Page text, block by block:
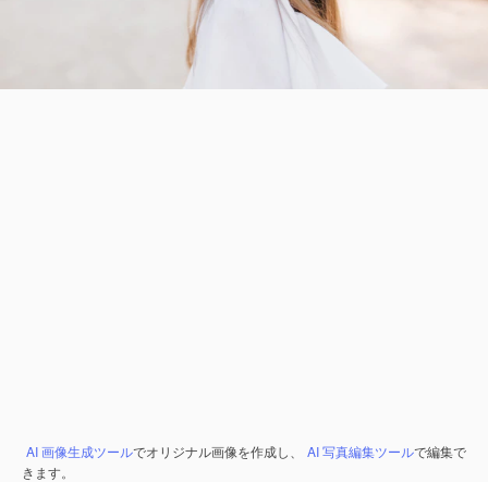
AI 画像生成ツールでオリジナル画像を作成し、 AI 写真編集ツールで編集で
きます。